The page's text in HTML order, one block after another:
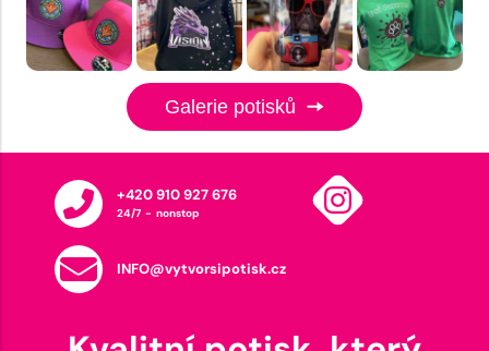
Galerie potisků
+420 910 927 676
24/7 - nonstop
INFO@vytvorsipotisk.cz